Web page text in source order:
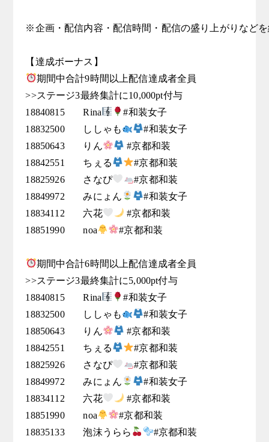
※企画・配信内容・配信時間・配信の盛り上がりなど
期間中合計9時間以上配信達成者全員
>>ステージ3最終集計に10,000pt付与
18840815	Rina
#和装女子
18832500	ししゃも
#和装女子
18850643	りん
#京都和装
18842551	ちぇる
#京都和装
18825926	さなぴ
#京都和装
18849972	みにょん
#和装女子
18834112	六花
#京都和装
18851990	noa
#京都和装
期間中合計6時間以上配信達成者全員
>>ステージ3最終集計に5,000pt付与
18840815	Rina
#和装女子
18832500	ししゃも
#和装女子
18850643	りん
#京都和装
18842551	ちぇる
#京都和装
18825926	さなぴ
#京都和装
18849972	みにょん
#和装女子
18834112	六花
#京都和装
18851990	noa
#京都和装
18835133	泡沫うらら
#京都和装